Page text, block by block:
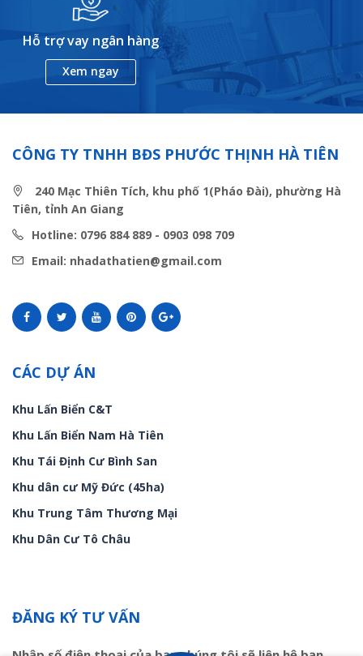
Hỗ trợ vay ngân hàng
Xem ngay
CÔNG TY TNHH BĐS PHƯỚC THỊNH HÀ TIÊN
240 Mạc Thiên Tích, khu phố 1(Pháo Đài), phường Hà
Tiên, tỉnh An Giang
Hotline: 0796 884 889 - 0903 098 709
Email: nhadathatien@gmail.com
CÁC DỰ ÁN
Khu Lấn Biển C&T
Khu Lấn Biển Nam Hà Tiên
Khu Tái Định Cư Bình San
Khu dân cư Mỹ Đức (45ha)
Khu Trung Tâm Thương Mại
Khu Dân Cư Tô Châu
ĐĂNG KÝ TƯ VẤN